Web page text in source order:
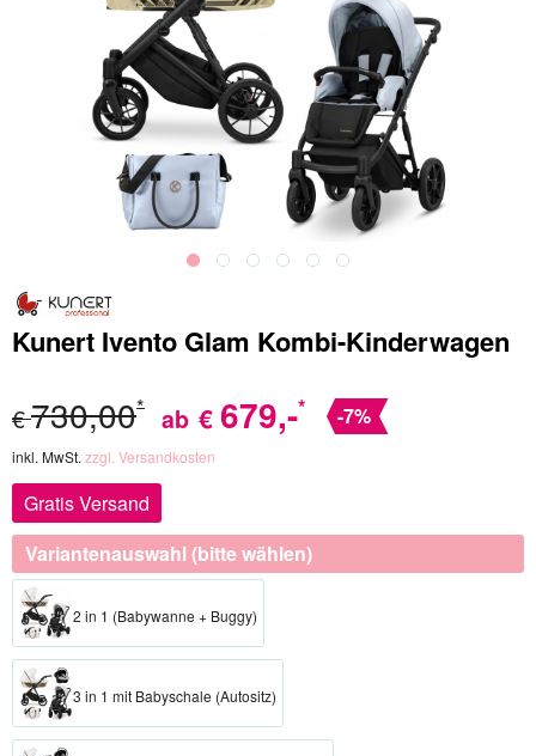
Kunert Ivento Glam Kombi-Kinderwagen
€730,00* ab € 679,-* -7%
inkl. MwSt. zzgl. Versandkosten
Gratis Versand
Variantenauswahl (bitte wählen)
2 in 1 (Babywanne + Buggy)
3 in 1 mit Babyschale (Autositz)